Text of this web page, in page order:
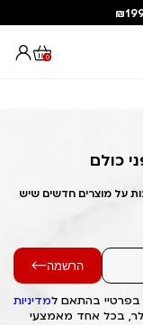
0 Out of Stock
כולם
על מוצרים חדשים שיש
הרשמה
בפרטיי בהתאם למדיניות
בכל אחד מאמצעי